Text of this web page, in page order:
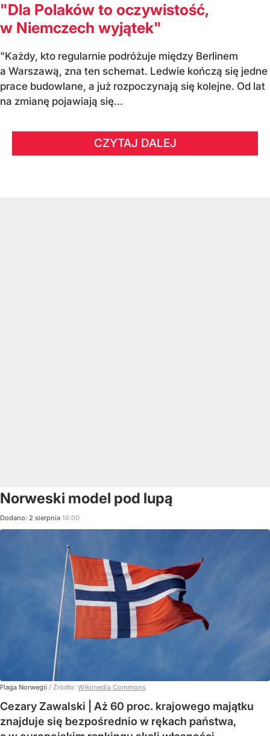
"Dla Polaków to oczywistość,
w Niemczech wyjątek"
"Każdy, kto regularnie podróżuje między Berlinem
a Warszawą, zna ten schemat. Ledwie kończą się jedne
prace budowlane, a już rozpoczynają się kolejne. Od lat
na zmianę pojawiają się...
CZYTAJ DALEJ
Norweski model pod lupą
Dodano: 2 sierpnia 16:00
Flaga Norwegii / Źródło: Wikimedia Commons
Cezary Zawalski | Aż 60 proc. krajowego majątku
znajduje się bezpośrednio w rękach państwa,